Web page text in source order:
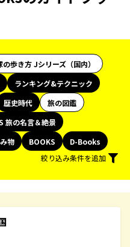
の歩き方 Jシリーズ（国内）
ランキング&テクニック
歴史時代
旅の図鑑
旅の名言＆絶景
物 BOOKS
D-Books
絞り込み条件を追加